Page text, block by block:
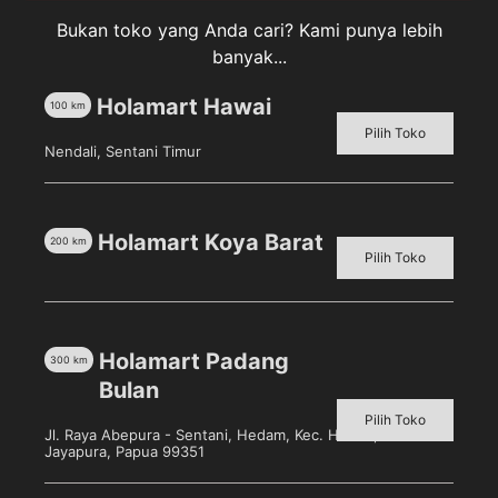
Ulasan (0)
Casablanca Body Mist Romantic Body Spray, body
spray yang mengandung parfum mewah dengan
diciptakan dan dipilih oleh panel perfumer kami untuk
menjamin keharuman yang tahan lama, membuat
Produk Terkait
Bukan toko yang Anda cari? Kami punya lebih
banyak...
Holamart Hawai
100 km
Nendali, Sentani Timur
Pilih Toko
Holamart Koya Barat
200 km
Pilih Toko
Holamart Padang
Bulan
300 km
Jl. Raya Abepura - Sentani, Hedam, Kec. Heram, Kota
Jayapura, Papua 99351
Pilih Toko